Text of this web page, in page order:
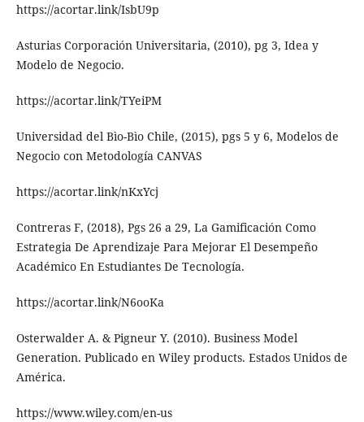
https://acortar.link/IsbU9p
Asturias Corporación Universitaria, (2010), pg 3, Idea y
Modelo de Negocio.
https://acortar.link/TYeiPM
Universidad del Bìo-Bìo Chile, (2015), pgs 5 y 6, Modelos de
Negocio con Metodología CANVAS
https://acortar.link/nKxYcj
Contreras F, (2018), Pgs 26 a 29, La Gamificación Como
Estrategia De Aprendizaje Para Mejorar El Desempeño
Académico En Estudiantes De Tecnología.
https://acortar.link/N6ooKa
Osterwalder A. & Pigneur Y. (2010). Business Model
Generation. Publicado en Wiley products. Estados Unidos de
América.
https://www.wiley.com/en-us